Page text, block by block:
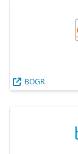
BOGR